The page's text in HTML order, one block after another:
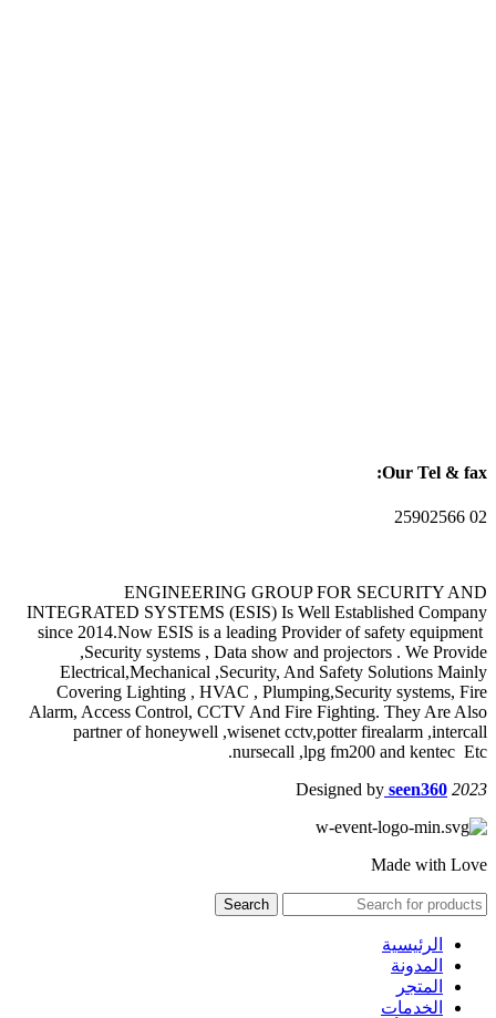
Our Tel & fax:
02 25902566
ENGINEERING GROUP FOR SECURITY AND
INTEGRATED SYSTEMS (ESIS) Is Well Established Company
since 2014.Now ESIS is a leading Provider of safety equipment
,Security systems , Data show and projectors . We Provide
Electrical,Mechanical ,Security, And Safety Solutions Mainly
Covering Lighting , HVAC , Plumping,Security systems, Fire
Alarm, Access Control, CCTV And Fire Fighting. They Are Also
partner of honeywell ,wisenet cctv,potter firealarm ,intercall
nursecall ,lpg fm200 and kentec Etc.
Designed by seen360 2023
Made with Love
Search
الرئيسية
المدونة
المتجر
الخدمات